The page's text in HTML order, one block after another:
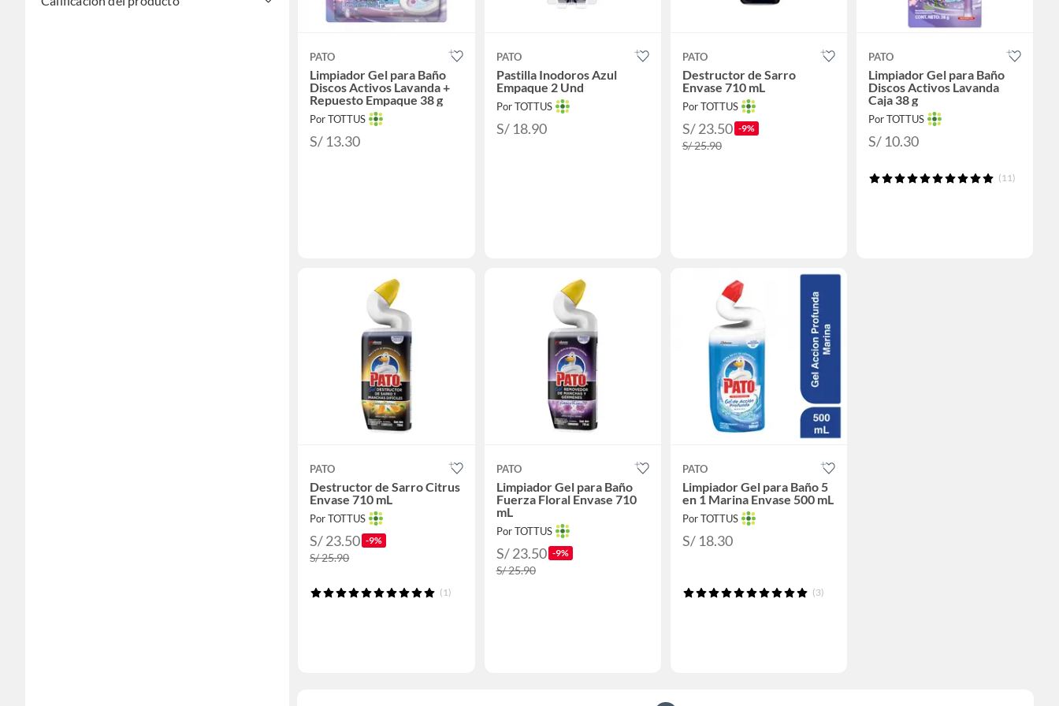
PATO
Limpiador Gel para Baño
Discos Activos Lavanda +
Repuesto Empaque 38 g
Por TOTTUS
S/ 13.30
PATO
Pastilla Inodoros Azul
Empaque 2 Und
Por TOTTUS
S/ 18.90
PATO
Destructor de Sarro
Envase 710 mL
Por TOTTUS
S/ 23.50 -9%
S/ 25.90
PATO
Limpiador Gel para Baño
Discos Activos Lavanda
Caja 38 g
Por TOTTUS
S/ 10.30
(11)
PATO
Destructor de Sarro Citrus
Envase 710 mL
Por TOTTUS
S/ 23.50 -9%
S/ 25.90
(1)
PATO
Limpiador Gel para Baño
Fuerza Floral Envase 710
mL
Por TOTTUS
S/ 23.50 -9%
S/ 25.90
PATO
Limpiador Gel para Baño 5
en 1 Marina Envase 500 mL
Por TOTTUS
S/ 18.30
(3)